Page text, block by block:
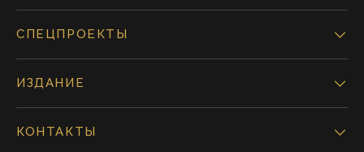
СПЕЦПРОЕКТЫ
ИЗДАНИЕ
КОНТАКТЫ